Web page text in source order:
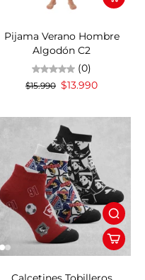
Pijama Verano Hombre
Algodón C2
(0)
$15.990 $13.990